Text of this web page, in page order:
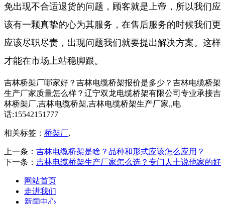
免出现不合适退货的问题，顾客就是上帝，所以我们应
该有一颗真挚的心为其服务，在售后服务的时候我们更
应该尽职尽责，出现问题我们就要提出解决方案。这样
才能在市场上站稳脚跟。
吉林桥架厂哪家好？吉林电缆桥架报价是多少？吉林电缆桥架
生产厂家质量怎么样？辽宁双龙电缆桥架有限公司专业承接吉
林桥架厂,吉林电缆桥架,吉林电缆桥架生产厂家,,电
话:15542151777
相关标签： 桥架厂,
上一条： 吉林电缆桥架是啥？品种和形式应该怎么应用？
下一条： 吉林电缆桥架生产厂家怎么选？专门人士说他家的好
网站首页
走进我们
新闻中心